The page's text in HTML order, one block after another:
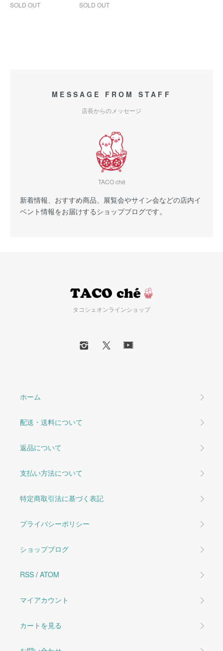
SOLD OUT SOLD OUT
MESSAGE FROM STAFF
店長からのメッセージ
TACO ché
新着情報、おすすめ商品、展覧会やサイン会などの店内イ
ベント情報をお届けするショップブログです。
タコシェオンラインショップ
ホーム
配送・送料について
返品について
支払い方法について
特定商取引法に基づく表記
プライバシーポリシー
ショップブログ
RSS / ATOM
マイアカウント
カートを見る